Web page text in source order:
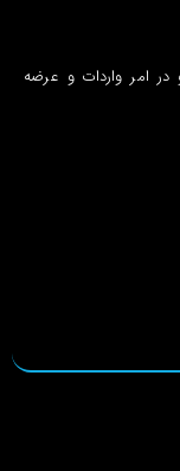
در امر واردات و عرضه